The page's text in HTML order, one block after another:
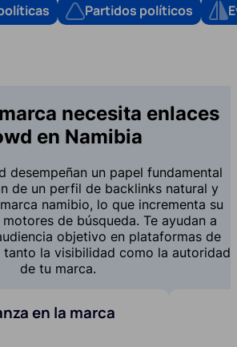
Partidos políticos
necesita enlaces
en Namibia
desempeñan un papel fundamental
de un perfil de backlinks natural y
namibio, lo que incrementa su
de búsqueda. Te ayudan a
objetivo en plataformas de
tanto la visibilidad como la autoridad
de tu marca.
en la marca